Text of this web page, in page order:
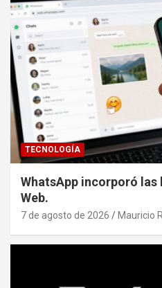
TECNOLOGÍA
WhatsApp incorporó las
Web.
7 de agosto de 2026 Mauricio